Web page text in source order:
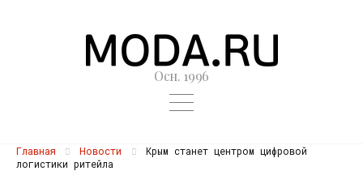
Осн. 1996
Главная Новости
Крым станет центром цифровой
логистики ритейла